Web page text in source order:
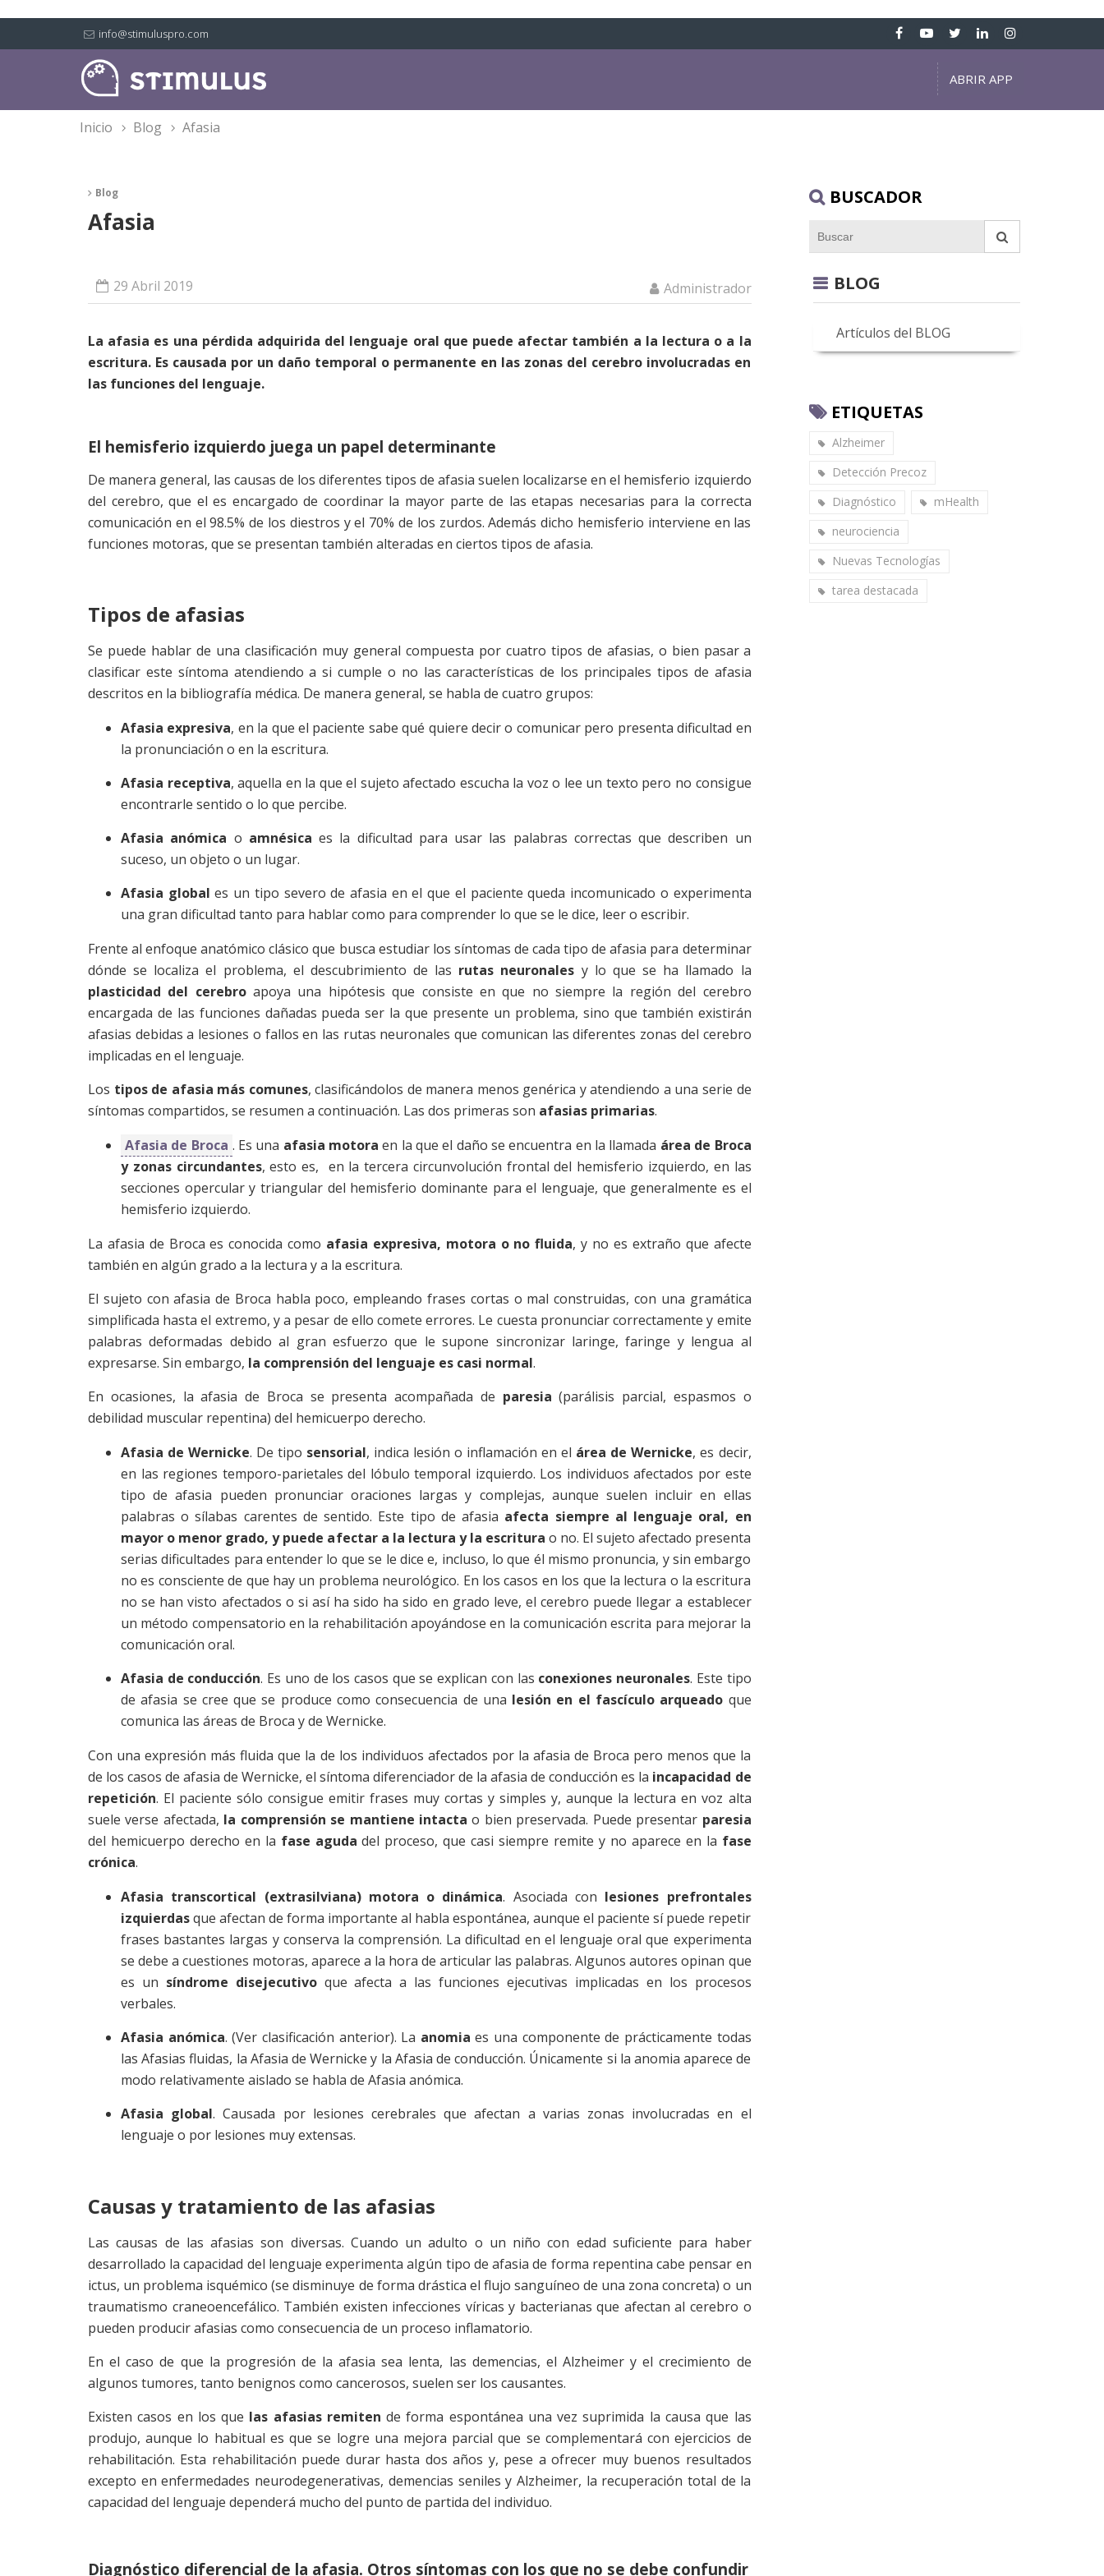
info@stimuluspro.com
ABRIR APP
inicio blog afasia
Afasia
29 Abril 2019
La afasia es una pérdida adquirida del lenguaje oral que puede afectar también a la lectura o a la
escritura. Es causada por un daño temporal o permanente en las zonas del cerebro involucradas en
las funciones del lenguaje.
El hemisferio izquierdo juega un papel determinante
De manera general, las causas de los diferentes tipos de afasia suelen localizarse en el hemisferio izquierdo
del cerebro, que el es encargado de coordinar la mayor parte de las etapas necesarias para la correcta
comunicación en el 98.5% de los diestros y el 70% de los zurdos. Además dicho hemisferio interviene en las
funciones motoras, que se presentan también alteradas en ciertos tipos de afasia.
Tipos de afasias
Se puede hablar de una clasificación muy general compuesta por cuatro tipos de afasias, o bien pasar a
clasificar este síntoma atendiendo a si cumple o no las características de los principales tipos de afasia
descritos en la bibliografía médica. De manera general, se habla de cuatro grupos:
Afasia expresiva, en la que el paciente sabe qué quiere decir o comunicar pero presenta dificultad en
la pronunciación o en la escritura.
Afasia receptiva, aquella en la que el sujeto afectado escucha la voz o lee un texto pero no consigue
encontrarle sentido o lo que percibe.
Afasia anómica o amnésica es la dificultad para usar las palabras correctas que describen un
suceso, un objeto o un lugar.
Afasia global es un tipo severo de afasia en el que el paciente queda incomunicado o experimenta
una gran dificultad tanto para hablar como para comprender lo que se le dice, leer o escribir.
Frente al enfoque anatómico clásico que busca estudiar los síntomas de cada tipo de afasia para determinar
dónde se localiza el problema, el descubrimiento de las rutas neuronales y lo que se ha llamado la
plasticidad del cerebroapoya una hipótesis que consiste en que no siempre la región del cerebro
encargada de las funciones dañadas pueda ser la que presente un problema, sino que también existirán
afasias debidas a lesiones o fallos en las rutas neuronales que comunican las diferentes zonas del cerebro
implicadas en el lenguaje.
Los tipos de afasia más comunes, clasificándolos de manera menos genérica y atendiendo a una serie de
síntomas compartidos, se resumen a continuación. Las dos primeras son afasias primarias.
Afasia de Broca . Es una afasia motora en la que el daño se encuentra en la llamada área de Broca
y zonas circundantes, esto es, en la tercera circunvolución frontal del hemisferio izquierdo, en las
secciones opercular y triangular del hemisferio dominante para el lenguaje, que generalmente es el
hemisferio izquierdo.
La afasia de Broca es conocida como afasia expresiva, motora o no fluida, y no es extraño que afecte
también en algún grado a la lectura y a la escritura.
El sujeto con afasia de Broca habla poco, empleando frases cortas o mal construidas, con una gramática
simplificada hasta el extremo, y a pesar de ello comete errores. Le cuesta pronunciar correctamente y emite
palabras deformadas debido al gran esfuerzo que le supone sincronizar laringe, faringe y lengua al
expresarse. Sin embargo, la comprensión del lenguaje es casi normal.
En ocasiones, la afasia de Broca se presenta acompañada de paresia (parálisis parcial, espasmos o
debilidad muscular repentina) del hemicuerpo derecho.
Afasia de Wernicke. De tipo sensorial, indica lesión o inflamación en el área de Wernicke, es decir,
en las regiones temporo-parietales del lóbulo temporal izquierdo. Los individuos afectados por este
tipo de afasia pueden pronunciar oraciones largas y complejas, aunque suelen incluir en ellas
palabras o sílabas carentes de sentido. Este tipo de afasia afecta siempre al lenguaje oral, en
mayor o menor grado, y puede afectar a la lectura y la escritura o no. El sujeto afectado presenta
serias dificultades para entender lo que se le dice e, incluso, lo que él mismo pronuncia, y sin embargo
no es consciente de que hay un problema neurológico. En los casos en los que la lectura o la escritura
no se han visto afectados o si así ha sido ha sido en grado leve, el cerebro puede llegar a establecer
un método compensatorio en la rehabilitación apoyándose en la comunicación escrita para mejorar la
comunicación oral.
Afasia de conducción. Es uno de los casos que se explican con las conexiones neuronales. Este tipo
de afasia se cree que se produce como consecuencia de una lesión en el fascículo arqueado que
comunica las áreas de Broca y de Wernicke.
Con una expresión más fluida que la de los individuos afectados por la afasia de Broca pero menos que la
de los casos de afasia de Wernicke, el síntoma diferenciador de la afasia de conducción es la incapacidad de
repetición. El paciente sólo consigue emitir frases muy cortas y simples y, aunque la lectura en voz alta
suele verse afectada, la comprensión se mantiene intacta o bien preservada. Puede presentar paresia
del hemicuerpo derecho en la fase aguda del proceso, que casi siempre remite y no aparece en la fase
crónica.
Afasia transcortical (extrasilviana) motora o dinámica. Asociada con lesiones prefrontales
izquierdasque afectan de forma importante al habla espontánea, aunque el paciente sí puede repetir
frases bastantes largas y conserva la comprensión. La dificultad en el lenguaje oral que experimenta
se debe a cuestiones motoras, aparece a la hora de articular las palabras. Algunos autores opinan que
es un síndrome disejecutivoque afecta a las funciones ejecutivas implicadas en los procesos
verbales.
Afasia anómica. (Ver clasificación anterior). La anomia es una componente de prácticamente todas
las Afasias fluidas, la Afasia de Wernicke y la Afasia de conducción. Únicamente si la anomia aparece de
modo relativamente aislado se habla de Afasia anómica.
Afasia global. Causada por lesiones cerebrales que afectan a varias zonas involucradas en el
lenguaje o por lesiones muy extensas.
Causas y tratamiento de las afasias
Las causas de las afasias son diversas. Cuando un adulto o un niño con edad suficiente para haber
desarrollado la capacidad del lenguaje experimenta algún tipo de afasia de forma repentina cabe pensar en
ictus, un problema isquémico (se disminuye de forma drástica el flujo sanguíneo de una zona concreta) o un
traumatismo craneoencefálico. También existen infecciones víricas y bacterianas que afectan al cerebro o
pueden producir afasias como consecuencia de un proceso inflamatorio.
En el caso de que la progresión de la afasia sea lenta, las demencias, el Alzheimer y el crecimiento de
algunos tumores, tanto benignos como cancerosos, suelen ser los causantes.
Existen casos en los que las afasias remiten de forma espontánea una vez suprimida la causa que las
produjo, aunque lo habitual es que se logre una mejora parcial que se complementará con ejercicios de
rehabilitación. Esta rehabilitación puede durar hasta dos años y, pese a ofrecer muy buenos resultados
excepto en enfermedades neurodegenerativas, demencias seniles y Alzheimer, la recuperación total de la
capacidad del lenguaje dependerá mucho del punto de partida del individuo.
Diagnóstico diferencial de la afasia. Otros síntomas con los que no se debe confundir
Blog
Administrador
BUSCADOR
BLOG
Artículos del BLOG
ETIQUETAS
Alzheimer
Detección Precoz
Diagnóstico
mHealth
neurociencia
Nuevas Tecnologías
tarea destacada